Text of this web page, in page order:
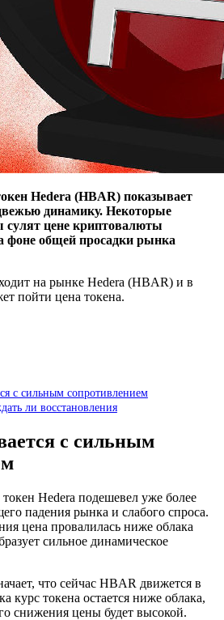
Hedera (HBAR) показывает
динамику. Некоторые
цене криптовалюты
фоне общей просадки рынка
на рынке Hedera (HBAR) и в
пойти цена токена.
с сильным сопротивлением
ли восстановления
с сильным
Hedera подешевел уже более
падения рынка и слабого спроса.
цена провалилась ниже облака
сильное динамическое
что сейчас HBAR движется в
курс токена остается ниже облака,
снижения цены будет высокой.